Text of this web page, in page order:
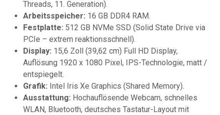
Threads, 11. Generation).
Arbeitsspeicher: 16 GB DDR4 RAM.
Festplatte: 512 GB NVMe SSD (Solid State Drive via
PCIe – extrem reaktionsschnell).
Display: 15,6 Zoll (39,62 cm) Full HD Display,
Auflösung 1920 x 1080 Pixel, IPS-Technologie, matt /
entspiegelt.
Grafik: Intel Iris Xe Graphics (Shared Memory).
Ausstattung: Hochauflösende Webcam, schnelles
WLAN, Bluetooth, deutsches Tastatur-Layout mit